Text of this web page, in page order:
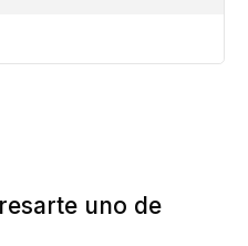
uno de